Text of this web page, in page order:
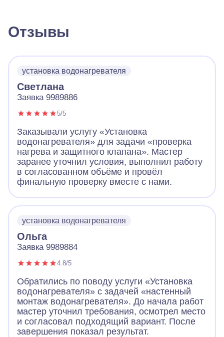
Отзывы
установка водонагревателя
Светлана
Заявка 9989886
5/5
Заказывали услугу «Установка
водонагревателя» для задачи «проверка
нагрева и защитного клапана». Мастер
заранее уточнил условия, выполнил работу
в согласованном объёме и провёл
финальную проверку вместе с нами.
установка водонагревателя
Ольга
Заявка 9989884
4.8/5
Обратились по поводу услуги «Установка
водонагревателя» с задачей «настенный
монтаж водонагревателя». До начала работ
мастер уточнил требования, осмотрел место
и согласовал подходящий вариант. После
завершения показал результат.